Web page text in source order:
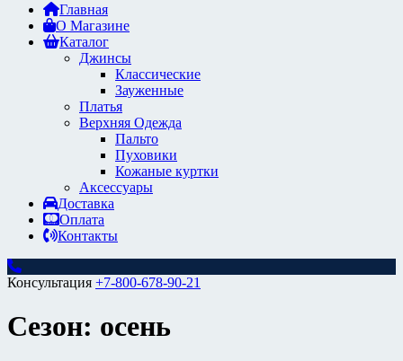
Главная
О Магазине
Каталог
Джинсы
Классические
Зауженные
Платья
Верхняя Одежда
Пальто
Пуховики
Кожаные куртки
Аксессуары
Доставка
Оплата
Контакты
Консультация +7-800-678-90-21
Сезон: осень